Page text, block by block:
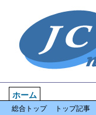
ホーム
総合トップ トップ記事